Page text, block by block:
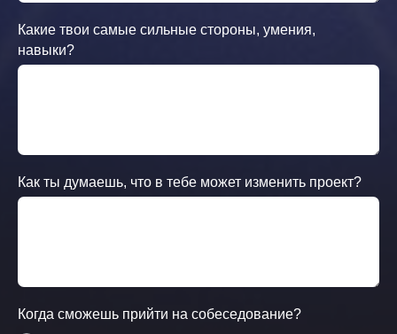
Какие твои самые сильные стороны, умения,
навыки?
Как ты думаешь, что в тебе может изменить проект?
Когда сможешь прийти на собеседование?